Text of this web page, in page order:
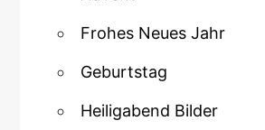
Frohes Neues Jahr
Geburtstag
Heiligabend Bilder